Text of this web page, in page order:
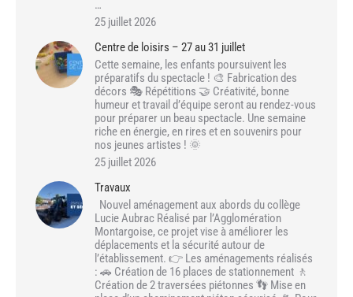
…
25 juillet 2026
Centre de loisirs – 27 au 31 juillet
Cette semaine, les enfants poursuivent les
préparatifs du spectacle ! 🎨 Fabrication des
décors 🎭 Répétitions 🤝 Créativité, bonne
humeur et travail d’équipe seront au rendez-vous
pour préparer un beau spectacle. Une semaine
riche en énergie, en rires et en souvenirs pour
nos jeunes artistes ! 🌞
25 juillet 2026
Travaux
Nouvel aménagement aux abords du collège
Lucie Aubrac Réalisé par l’Agglomération
Montargoise, ce projet vise à améliorer les
déplacements et la sécurité autour de
l’établissement. 👉 Les aménagements réalisés
: 🚗 Création de 16 places de stationnement 🚶
Création de 2 traversées piétonnes 👣 Mise en